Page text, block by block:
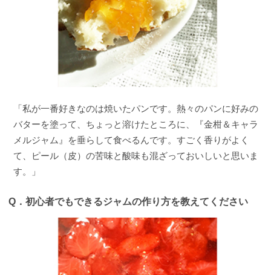
「私が一番好きなのは焼いたパンです。熱々のパンに好みの
バターを塗って、ちょっと溶けたところに、『金柑＆キャラ
メルジャム』を垂らして食べるんです。すごく香りがよく
て、ピール（皮）の苦味と酸味も混ざっておいしいと思いま
す。」
Q． 初心者でもできるジャムの作り方を教えてください